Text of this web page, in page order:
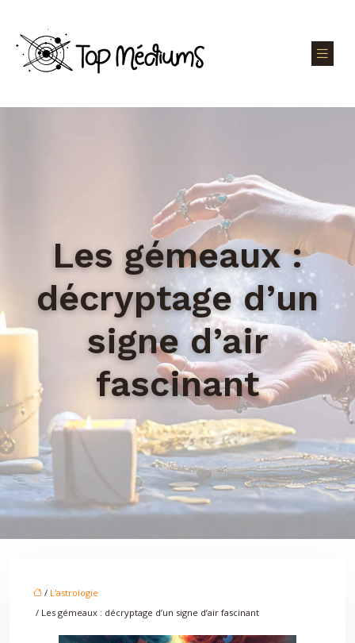
Les gémeaux :
décryptage d’un
signe d’air
fascinant
/ L'astrologie
/ Les gémeaux : décryptage d’un signe d’air fascinant